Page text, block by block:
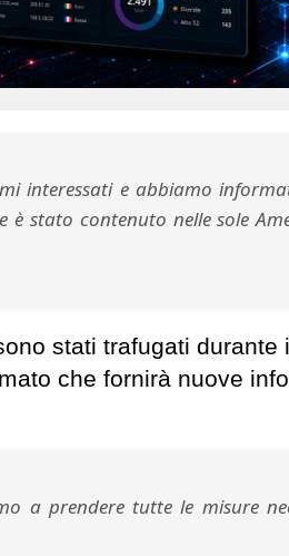
interessati e abbiamo
stato contenuto nelle sole
stati trafugati durante
che fornirà nuove
a prendere tutte le misure